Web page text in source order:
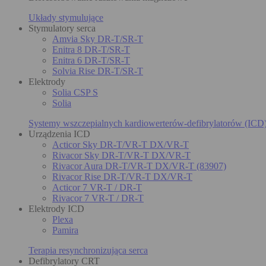
Układy stymulujące
Stymulatory serca
Amvia Sky DR-T/SR-T
Enitra 8 DR-T/SR-T
Enitra 6 DR-T/SR-T
Solvia Rise DR-T/SR-T
Elektrody
Solia CSP S
Solia
Systemy wszczepialnych kardiowerterów-defibrylatorów
Urządzenia ICD
Acticor Sky DR-T/VR-T DX/VR-T
Rivacor Sky DR-T/VR-T DX/VR-T
Rivacor Aura DR-T/VR-T DX/VR-T (83907)
Rivacor Rise DR-T/VR-T DX/VR-T
Acticor 7 VR-T / DR-T
Rivacor 7 VR-T / DR-T
Elektrody ICD
Plexa
Pamira
Terapia resynchronizująca serca
Defibrylatory CRT